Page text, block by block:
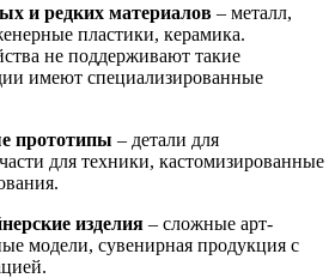
и редких материалов – металл,
пластики, керамика.
не поддерживают такие
имеют специализированные
прототипы – детали для
для техники, кастомизированные
изделия – сложные арт-
модели, сувенирная продукция с